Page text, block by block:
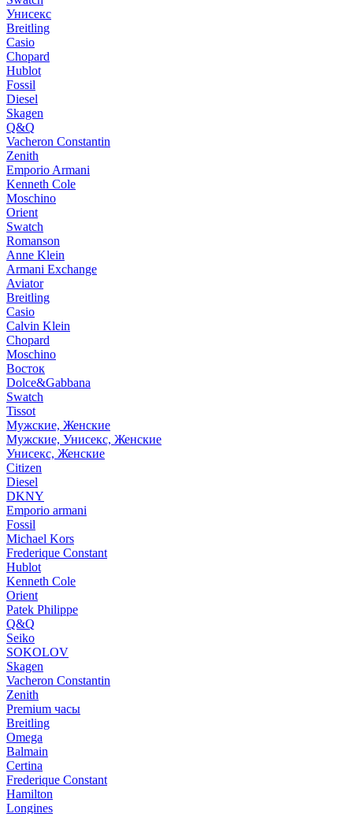
Унисекс
Breitling
Casio
Chopard
Hublot
Fossil
Diesel
Skagen
Q&Q
Vacheron Constantin
Zenith
Emporio Armani
Kenneth Cole
Moschino
Orient
Swatch
Romanson
Anne Klein
Armani Exchange
Aviator
Breitling
Casio
Calvin Klein
Chopard
Moschino
Восток
Dolce&Gabbana
Swatch
Tissot
Мужские, Женские
Мужские, Унисекс, Женские
Унисекс, Женские
Citizen
Diesel
DKNY
Emporio armani
Fossil
Michael Kors
Frederique Constant
Hublot
Kenneth Cole
Orient
Patek Philippe
Q&Q
Seiko
SOKOLOV
Skagen
Vacheron Constantin
Zenith
Premium часы
Breitling
Omega
Balmain
Certina
Frederique Constant
Hamilton
Longines